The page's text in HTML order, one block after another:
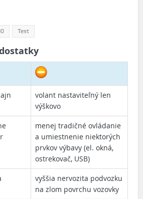
Test
volant nastaviteľný len
výškovo
menej tradičné ovládanie
a umiestnenie niektorých
prvkov výbavy (el. okná,
ostrekovač, USB)
vyššia nervozita podvozku
na zlom povrchu vozovky